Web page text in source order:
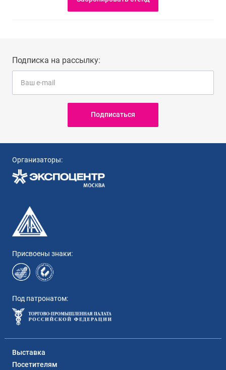
Подписка на рассылку:
Подписаться
Организаторы:
Присвоены знаки:
Под патронатом:
Выставка
Посетителям